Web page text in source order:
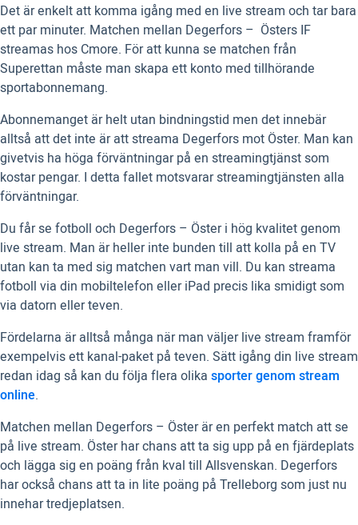
Det är enkelt att komma igång med en live stream och tar bara
ett par minuter. Matchen mellan Degerfors – Östers IF
streamas hos Cmore. För att kunna se matchen från
Superettan måste man skapa ett konto med tillhörande
sportabonnemang.
Abonnemanget är helt utan bindningstid men det innebär
alltså att det inte är att streama Degerfors mot Öster. Man kan
givetvis ha höga förväntningar på en streamingtjänst som
kostar pengar. I detta fallet motsvarar streamingtjänsten alla
förväntningar.
Du får se fotboll och Degerfors – Öster i hög kvalitet genom
live stream. Man är heller inte bunden till att kolla på en TV
utan kan ta med sig matchen vart man vill. Du kan streama
fotboll via din mobiltelefon eller iPad precis lika smidigt som
via datorn eller teven.
Fördelarna är alltså många när man väljer live stream framför
exempelvis ett kanal-paket på teven. Sätt igång din live stream
redan idag så kan du följa flera olika sporter genom stream
online.
Matchen mellan Degerfors – Öster är en perfekt match att se
på live stream. Öster har chans att ta sig upp på en fjärdeplats
och lägga sig en poäng från kval till Allsvenskan. Degerfors
har också chans att ta in lite poäng på Trelleborg som just nu
innehar tredjeplatsen.